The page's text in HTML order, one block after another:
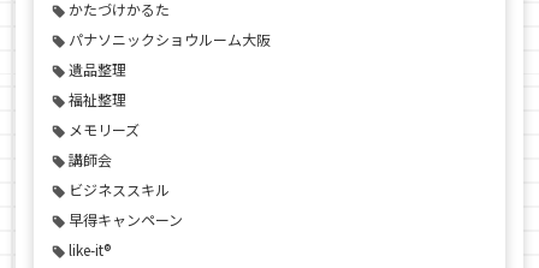
かたづけかるた
パナソニックショウルーム大阪
遺品整理
福祉整理
メモリーズ
講師会
ビジネススキル
早得キャンペーン
like-it®